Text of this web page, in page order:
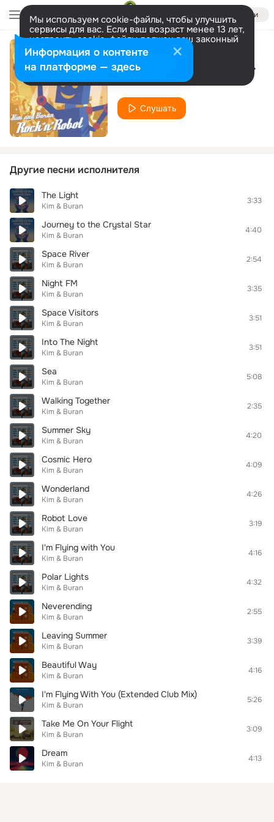
Войти
Мы используем cookie-файлы, чтобы улучшить
сервисы для вас. Если ваш возраст менее 13 лет,
настроить cookie-файлы должен ваш законный
представитель. Больше информации
Разрешить все Настроить In a Far Warm Country
Kim & Buran
Слушать
Другие песни исполнителя
The Light
Kim & Buran
3:33
Journey to the Crystal Star
Kim & Buran
4:40
Space River
Kim & Buran
2:54
Night FM
Kim & Buran
3:35
Space Visitors
Kim & Buran
3:51
Into The Night
Kim & Buran
3:51
Sea
Kim & Buran
5:08
Walking Together
Kim & Buran
2:35
Summer Sky
Kim & Buran
4:20
Cosmic Hero
Kim & Buran
4:09
Wonderland
Kim & Buran
4:26
Robot Love
Kim & Buran
3:19
I'm Flying with You
Kim & Buran
4:16
Polar Lights
Kim & Buran
4:32
Neverending
Kim & Buran
2:55
Leaving Summer
Kim & Buran
3:39
Beautiful Way
Kim & Buran
4:16
I'm Flying With You (Extended Club Mix)
Kim & Buran
5:26
Take Me On Your Flight
Kim & Buran
3:09
Dream
Kim & Buran
4:13
Информация о контенте
на платформе — здесь